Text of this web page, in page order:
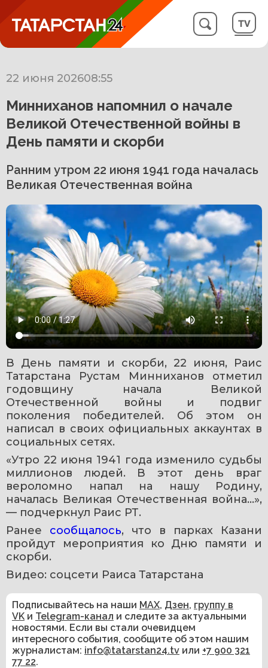
22 июня 202608:55
Минниханов напомнил о начале
Великой Отечественной войны в
День памяти и скорби
Ранним утром 22 июня 1941 года началась
Великая Отечественная война
В День памяти и скорби, 22 июня, Раис
Татарстана Рустам Минниханов отметил
годовщину начала Великой
Отечественной войны и подвиг
поколения победителей. Об этом он
написал в своих официальных аккаунтах в
социальных сетях.
«Утро 22 июня 1941 года изменило судьбы
миллионов людей. В этот день враг
вероломно напал на нашу Родину,
началась Великая Отечественная война...»,
— подчеркнул Раис РТ.
Ранее сообщалось, что в парках Казани
пройдут мероприятия ко Дню памяти и
скорби.
Видео: соцсети Раиса Татарстана
Подписывайтесь на наши MAX, Дзен, группу в
VK и Telegram-канал и следите за актуальными
новостями. Если вы стали очевидцем
интересного события, сообщите об этом нашим
журналистам: info@tatarstan24.tv или +7 900 321
77 22.